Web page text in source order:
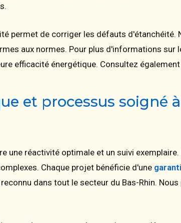
permet de corriger les défauts
aux normes. Pour plus d'informations sur
efficacité énergétique. Consultez
et processus soigné
une réactivité optimale et un suivi
Chaque projet bénéficie d'une
dans tout le secteur du Bas-Rhin.